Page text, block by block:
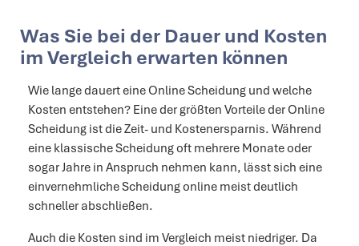
Was Sie bei der Dauer und Kosten
im Vergleich erwarten können
Wie lange dauert eine Online Scheidung und welche
Kosten entstehen? Eine der größten Vorteile der Online
Scheidung ist die Zeit- und Kostenersparnis. Während
eine klassische Scheidung oft mehrere Monate oder
sogar Jahre in Anspruch nehmen kann, lässt sich eine
einvernehmliche Scheidung online meist deutlich
schneller abschließen.
Auch die Kosten sind im Vergleich meist niedriger. Da